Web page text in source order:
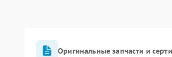
Оригинальные запчасти и